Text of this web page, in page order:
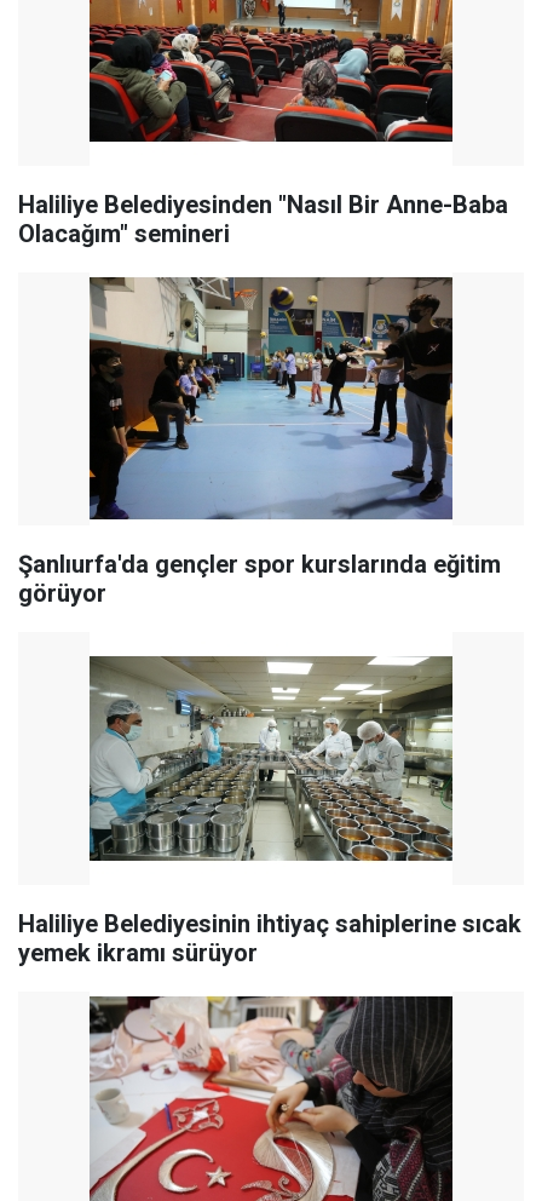
Haliliye Belediyesinden "Nasıl Bir Anne-Baba
Olacağım" semineri
Şanlıurfa'da gençler spor kurslarında eğitim
görüyor
Haliliye Belediyesinin ihtiyaç sahiplerine sıcak
yemek ikramı sürüyor